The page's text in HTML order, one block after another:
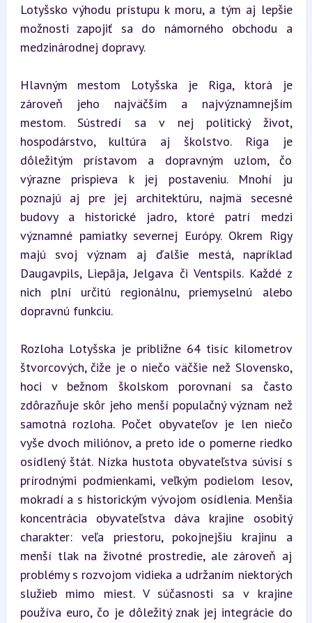
Lotyšsko výhodu prístupu k moru, a tým aj lepšie
možnosti zapojiť sa do námorného obchodu a
medzinárodnej dopravy.
Hlavným mestom Lotyšska je Riga, ktorá je
zároveň jeho najväčším a najvýznamnejším
mestom. Sústredí sa v nej politický život,
hospodárstvo, kultúra aj školstvo. Riga je
dôležitým prístavom a dopravným uzlom, čo
výrazne prispieva k jej postaveniu. Mnohí ju
poznajú aj pre jej architektúru, najmä secesné
budovy a historické jadro, ktoré patrí medzi
významné pamiatky severnej Európy. Okrem Rigy
majú svoj význam aj ďalšie mestá, napríklad
Daugavpils, Liepāja, Jelgava či Ventspils. Každé z
nich plní určitú regionálnu, priemyselnú alebo
dopravnú funkciu.
Rozloha Lotyšska je približne 64 tisíc kilometrov
štvorcových, čiže je o niečo väčšie než Slovensko,
hoci v bežnom školskom porovnaní sa často
zdôrazňuje skôr jeho menší populačný význam než
samotná rozloha. Počet obyvateľov je len niečo
vyše dvoch miliónov, a preto ide o pomerne riedko
osídlený štát. Nízka hustota obyvateľstva súvisí s
prírodnými podmienkami, veľkým podielom lesov,
mokradí a s historickým vývojom osídlenia. Menšia
koncentrácia obyvateľstva dáva krajine osobitý
charakter: veľa priestoru, pokojnejšiu krajinu a
menší tlak na životné prostredie, ale zároveň aj
problémy s rozvojom vidieka a udržaním niektorých
služieb mimo miest. V súčasnosti sa v krajine
používa euro, čo je dôležitý znak jej integrácie do